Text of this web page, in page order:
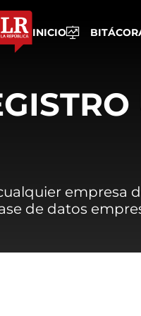
INICIO
empresa
de datos